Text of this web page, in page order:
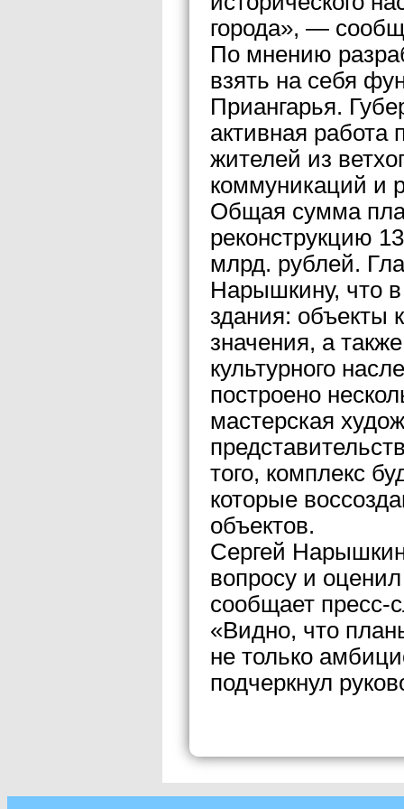
города», —
По мнению
взять на себя
Приангарья.
активная работа
жителей из
коммуникаций и
Общая сумма
реконструкцию
млрд. рублей.
Нарышкину, что
здания: объекты
значения, а
культурного
построено
мастерская
того, комплекс
которые
объектов.
Сергей
вопросу и
сообщает пресс-
«Видно, что
не только
подчеркнул